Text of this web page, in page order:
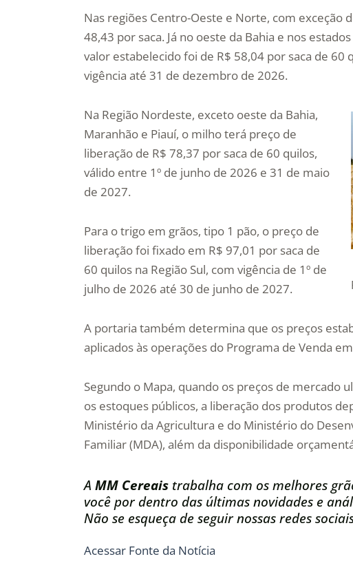
Nas regiões Centro-Oeste e Norte, com exceção
48,43 por saca. Já no oeste da Bahia e nos
valor estabelecido foi de R$ 58,04 por saca de 60
vigência até 31 de dezembro de 2026.
Na Região Nordeste, exceto oeste da Bahia,
Maranhão e Piauí, o milho terá preço de
liberação de R$ 78,37 por saca de 60 quilos,
válido entre 1º de junho de 2026 e 31 de maio
de 2027.
Para o trigo em grãos, tipo 1 pão, o preço de
liberação foi fixado em R$ 97,01 por saca de
60 quilos na Região Sul, com vigência de 1º de
julho de 2026 até 30 de junho de 2027.
A portaria também determina que os preços
aplicados às operações do Programa de Venda
Segundo o Mapa, quando os preços de mercado
os estoques públicos, a liberação dos produtos
Ministério da Agricultura e do Ministério do
Familiar (MDA), além da disponibilidade
A MM Cereais trabalha com os melhores
você por dentro das últimas novidades e
Não se esqueça de seguir nossas redes
Acessar Fonte da Notícia